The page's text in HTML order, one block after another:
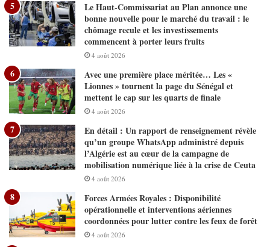
Le Haut-Commissariat au Plan annonce une
bonne nouvelle pour le marché du travail : le
chômage recule et les investissements
commencent à porter leurs fruits
4 août 2026
Avec une première place méritée… Les «
Lionnes » tournent la page du Sénégal et
mettent le cap sur les quarts de finale
4 août 2026
En détail : Un rapport de renseignement révèle
qu’un groupe WhatsApp administré depuis
l’Algérie est au cœur de la campagne de
mobilisation numérique liée à la crise de Ceuta
4 août 2026
Forces Armées Royales : Disponibilité
opérationnelle et interventions aériennes
coordonnées pour lutter contre les feux de forêt
4 août 2026